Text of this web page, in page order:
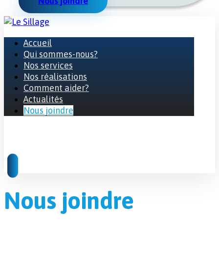
Accueil
Qui sommes-nous?
Nos services
Nos réalisations
Comment aider?
Actualités
Nous joindre
Nous joindre